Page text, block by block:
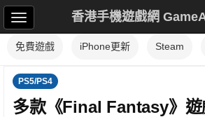
香港手機遊戲網
免費遊戲 iPhone更新 Steam
PS5/PS4
多款《Final Fantasy》遊